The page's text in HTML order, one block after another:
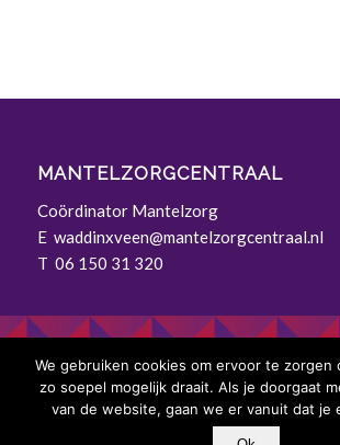
MANTELZORGCENTRAAL
Coördinator Mantelzorg
E waddinxveen@mantelzorgcentraal.nl
T 06 150 31 320
© Mantelzorgcentraal |
Privacyverklaring voor sollicitanten
We gebruiken cookies om ervoor te zorgen
zo soepel mogelijk draait. Als je doorgaat
van de website, gaan we er vanuit dat je